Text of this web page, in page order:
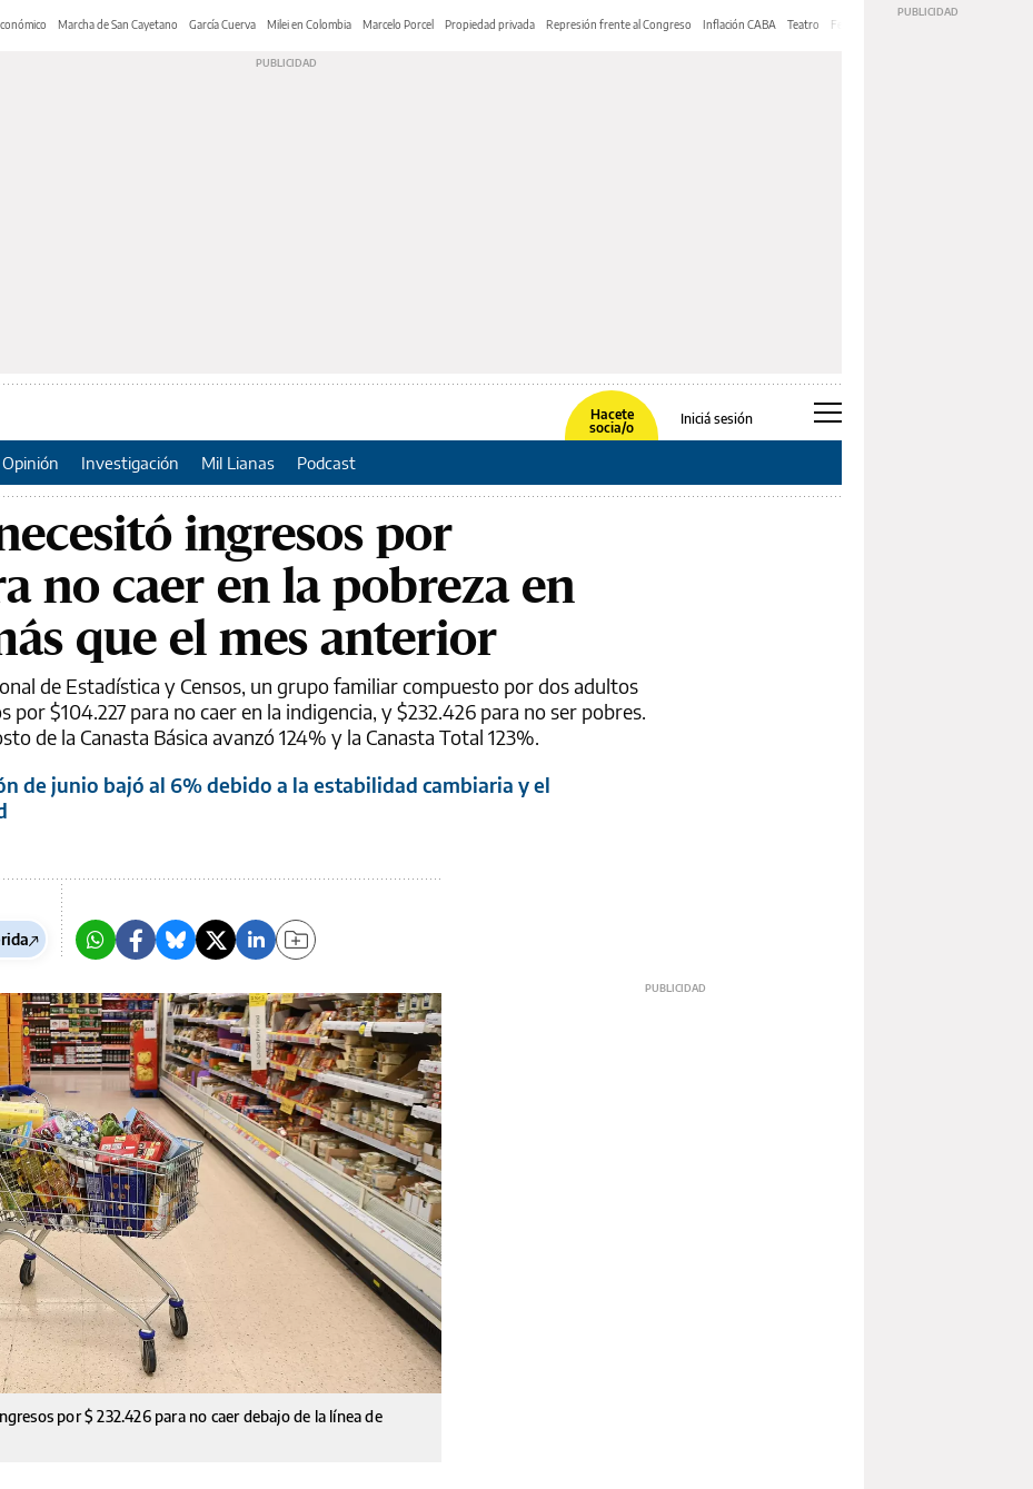
Marcha de San Cayetano García Cuerva Milei en Colombia Marcelo Porcel Propiedad privada Represión frente al Congreso Inflación CABA Teatro Feria de Editores
Hacete
socia/o
Iniciá sesión
Opinión Investigación Mil Lianas Podcast
ingresos por
no caer en la pobreza en
que el mes anterior
de Estadística y Censos, un grupo familiar compuesto por dos adultos
por $104.227 para no caer en la indigencia, y $232.426 para no ser pobres.
de la Canasta Básica avanzó 124% y la Canasta Total 123%.
de junio bajó al 6% debido a la estabilidad cambiaria y el
por $ 232.426 para no caer debajo de la línea de